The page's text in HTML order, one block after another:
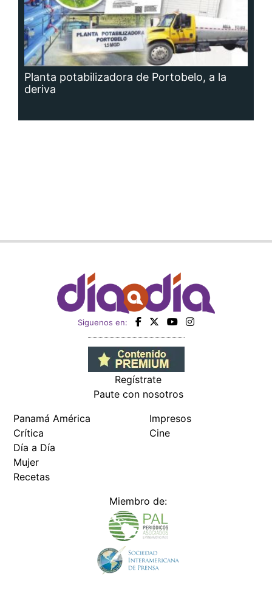
Planta potabilizadora de Portobelo, a la
deriva
Siguenos en:
Regístrate
Paute con nosotros
Panamá América
Crítica
Día a Día
Mujer
Recetas
Impresos
Cine
Miembro de: